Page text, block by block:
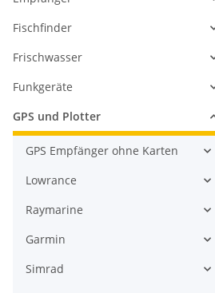
Fischfinder
Frischwasser
Funkgeräte
GPS und Plotter
GPS Empfänger ohne Karten
Lowrance
Raymarine
Garmin
Simrad